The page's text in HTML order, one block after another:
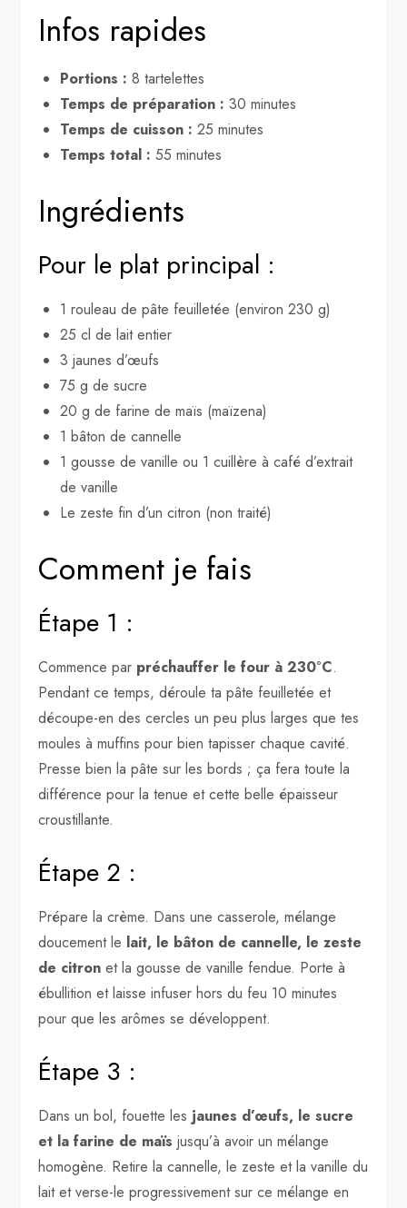
Infos rapides
Portions : 8 tartelettes
Temps de préparation : 30 minutes
Temps de cuisson : 25 minutes
Temps total : 55 minutes
Ingrédients
Pour le plat principal :
1 rouleau de pâte feuilletée (environ 230 g)
25 cl de lait entier
3 jaunes d’œufs
75 g de sucre
20 g de farine de maïs (maïzena)
1 bâton de cannelle
1 gousse de vanille ou 1 cuillère à café d’extrait
de vanille
Le zeste fin d’un citron (non traité)
Comment je fais
Étape 1 :
Commence par préchauffer le four à 230°C.
Pendant ce temps, déroule ta pâte feuilletée et
découpe-en des cercles un peu plus larges que tes
moules à muffins pour bien tapisser chaque cavité.
Presse bien la pâte sur les bords ; ça fera toute la
différence pour la tenue et cette belle épaisseur
croustillante.
Étape 2 :
Prépare la crème. Dans une casserole, mélange
doucement le lait, le bâton de cannelle, le zeste
de citron et la gousse de vanille fendue. Porte à
ébullition et laisse infuser hors du feu 10 minutes
pour que les arômes se développent.
Étape 3 :
Dans un bol, fouette les jaunes d’œufs, le sucre
et la farine de maïs jusqu’à avoir un mélange
homogène. Retire la cannelle, le zeste et la vanille du
lait et verse-le progressivement sur ce mélange en